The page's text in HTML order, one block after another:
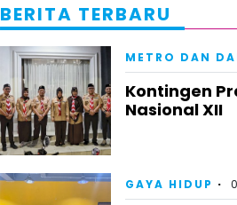
BERITA TERBARU
METRO DAN
Kontingen
Nasional XII
GAYA HIDUP